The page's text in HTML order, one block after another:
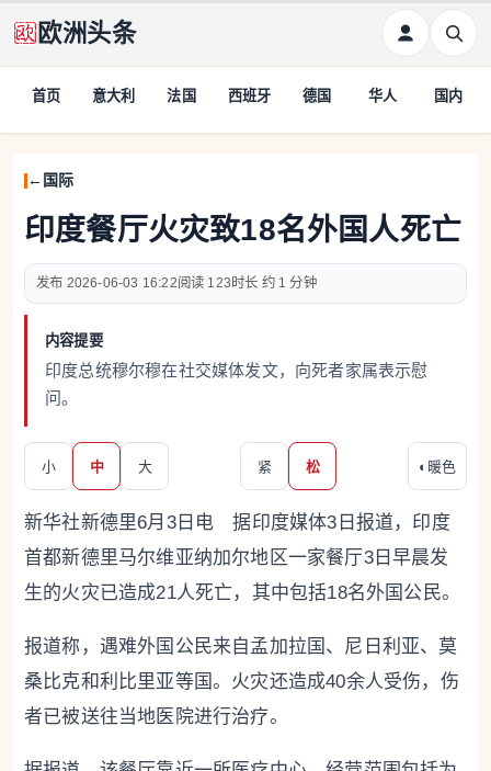
欧洲头条
首页 意大利 法国 西班牙 德国 华人 国内
国际
印度餐厅火灾致18名外国人死亡
2026-06-03 16:22 123 约 1 分钟
内容提要
印度总统穆尔穆在社交媒体发文，向死者家属表示慰
问。
小 中 大 紧 松 ◐ 暖色
新华社新德里6月3日电 据印度媒体3日报道，印度
首都新德里马尔维亚纳加尔地区一家餐厅3日早晨发
生的火灾已造成21人死亡，其中包括18名外国公民。
报道称，遇难外国公民来自孟加拉国、尼日利亚、莫
桑比克和利比里亚等国。火灾还造成40余人受伤，伤
者已被送往当地医院进行治疗。